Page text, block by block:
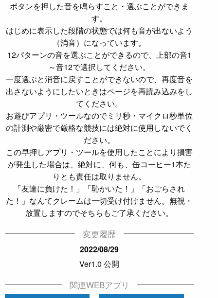
ボタンを押した音を鳴らすこと・選ぶことができま
す。
はじめに表示した段階の状態では何も音が出ないよう
（消音）になっています。
12パターンの音を選ぶことができるので、上部の音1
～音12で選択してください。
一度選ぶと消音に戻すことができないので、再度音を
出さないようにしたいときはページを再読み込みをし
てください。
お遊びアプリ・ツールなのでミリ秒・マイクロ秒単位
の計測や厳密で厳格な競技には絶対に使用しないでく
ださい。
この早押しアプリ・ツールを使用したことにより損害
が発生した場合は、絶対に、何も、缶コーヒー1本た
りとも責任は取りません。
「友達に負けた！」「恥かいた！」「おごらされ
た！」なんてクレームは一切受け付けません。無視・
放置しますのでそちらもご了承ください。
変更履歴
2022/08/29
Ver1.0 公開
関連WEBアプリ